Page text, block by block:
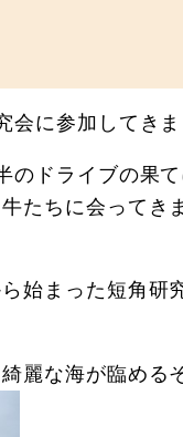
会に参加してき
のドライブの果
たちに会ってき
始まった短角研
麗な海が臨める